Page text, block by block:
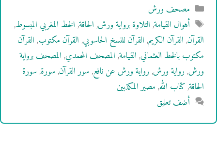
التصنيفات
مصحف ورش
الوسوم
أهوال القيامة,التلاوة برواية ورش,الحاقة,الخط المغربي المبسوط,
القرآن,القرآن الكريم,القرآن للنسخ الحاسوبي,القرآن مكتوب,القرآن
مكتوب بالخط العثماني,القيامة,المصحف المحمدي,المصحف برواية
ورش,رواية ورش,رواية ورش عن نافع,سور القرآن,سورة,سورة
الحاقة,كتاب الله,مصير المكذبين
أضف تعليق